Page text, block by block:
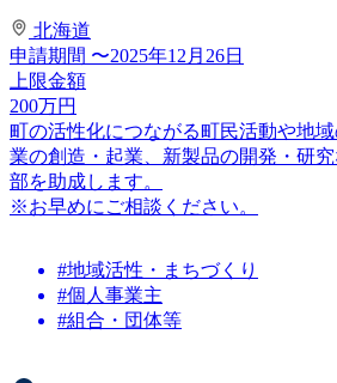
北海道
申請期間 〜2025年12月26日
上限金額
200万円
町の活性化につながる町民活動や地
業の創造・起業、新製品の開発・研
部を助成します。
※お早めにご相談ください。
#地域活性・まちづくり
#個人事業主
#組合・団体等